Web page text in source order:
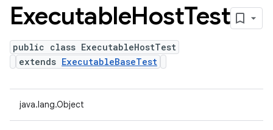
ExecutableHostTest
public class ExecutableHostTest
extends ExecutableBaseTest
java.lang.Object